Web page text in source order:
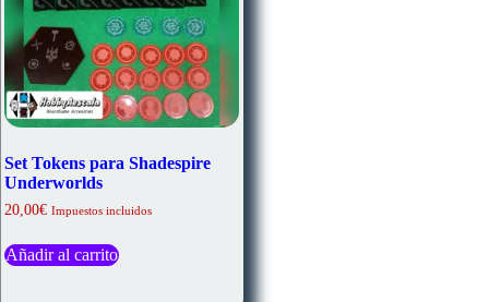
Set Tokens para Shadespire
Underworlds
20,00€ Impuestos incluidos
Añadir al carrito